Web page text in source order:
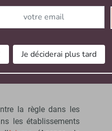
c’est le PDG qui
la campagne de
est ouverte de la
été ouverte en mi-
concours de DR2
la règle dans les
les établissements
vous à notre
Je déciderai plus tard